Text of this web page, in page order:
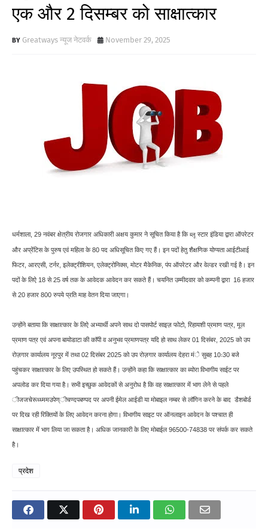
एक और 2 दिसम्बर को साक्षात्कार
Greatways न्यूज नेटवर्क November 29, 2025
धर्मशाला, 29 नवंबर क्षेत्रीय रोजगार अधिकारी अक्षय कुमार ने सूचित किया है किब्लू स्टार इंडिया द्वारा ऑपरेटर
और अप्रेंटिस के पुरुष एवं महिला के 80 पद अधिसूचित किए गए हैं। इन पदों हेतु शैक्षणिक योग्यता आईटीआई
फिटर, आरएसी, टर्नर, इलेक्ट्रीशियन, एलेक्ट्रोनिक्स, मोटर मैकेनिक, पंप ऑपरेटर और वेल्डर रखी गई है। इन
पदों के लिऐ 18 से 25 वर्ष तक के आवेदक आवेदन कर सकते हैं। चयनित उम्मीदवार को कम्पनी द्वारा 16 हजार
से 20 हजार 800 रुपये प्रति माह वेतन दिया जाएगा।
उन्होंने बताया कि साक्षात्कार के लिऐ अभ्यार्थी अपने साथ दो पासपोर्ट साइज़ फोटो, रिहायशी प्रमाण पत्र, मूल
प्रमाण पत्र एवं अपना बायोडाटा की काॅपी व अनुभव प्रमाणपत्र यदि हो साथ लेकर 01 दिसंबर, 2025 को उप
रोज़गार कार्यालय नूरपुर में तथा 02 दिसंबर 2025 को उप रोज़गार कार्यालय देहरा मंे सुबह 10ः30 बजे
पहुंचकर साक्षात्कार के लिए उपस्थित हो सकते हैं। उन्होंने कहा कि साक्षात्कार का ब्योरा विभागीय साईट पर
अपलोड कर दिया गया है। सभी इच्छुक आवेदकों से अनुरोध है कि वह साक्षात्कार में भाग लेने से पहले
ीजजचेरूध्ध्ममउपेण्ीचण्दपबण्पद पर अपनी ईमेल आईडी या मोबाइल नम्बर से लॉगिन करने के बाद डैशबोर्ड
पर दिख रही रिक्तियों के लिए आवेदन करना होगा। विभागीय साइट पर ऑनलाइन आवेदन के पश्चात ही
साक्षात्कार में भाग लिया जा सकता है। अधिक जानकारी के लिए मोबाईल 96500-74838 पर संपर्क कर सकते
है।
प्रदेश